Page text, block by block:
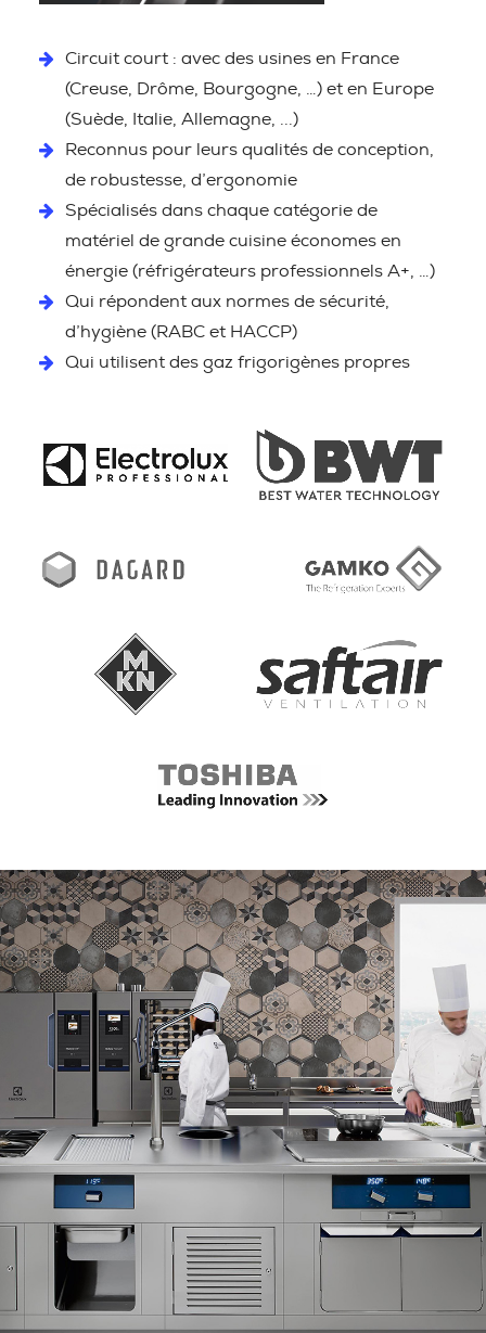
Circuit court : avec des usines en France
(Creuse, Drôme, Bourgogne, …) et en Europe
(Suède, Italie, Allemagne, ...)
Reconnus pour leurs qualités de conception,
de robustesse, d’ergonomie
Spécialisés dans chaque catégorie de
matériel de grande cuisine économes en
énergie (réfrigérateurs professionnels A+, …)
Qui répondent aux normes de sécurité,
d’hygiène (RABC et HACCP)
Qui utilisent des gaz frigorigènes propres